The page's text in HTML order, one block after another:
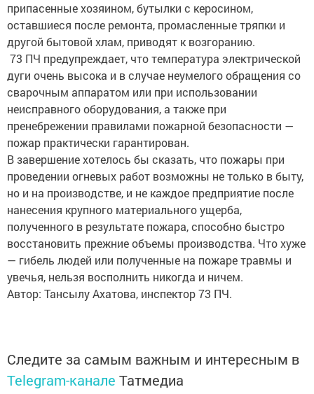
припасенные хозяином, бутылки с керосином,
оставшиеся после ремонта, промасленные тряпки и
другой бытовой хлам, приводят к возгоранию.
73 ПЧ предупреждает, что температура электрической
дуги очень высока и в случае неумелого обращения со
сварочным аппаратом или при использовании
неисправного оборудования, а также при
пренебрежении правилами пожарной безопасности —
пожар практически гарантирован.
В завершение хотелось бы сказать, что пожары при
проведении огневых работ возможны не только в быту,
но и на производстве, и не каждое предприятие после
нанесения крупного материального ущерба,
полученного в результате пожара, способно быстро
восстановить прежние объемы производства. Что хуже
— гибель людей или полученные на пожаре травмы и
увечья, нельзя восполнить никогда и ничем.
Автор: Тансылу Ахатова, инспектор 73 ПЧ.
Следите за самым важным и интересным в
Telegram-канале Татмедиа